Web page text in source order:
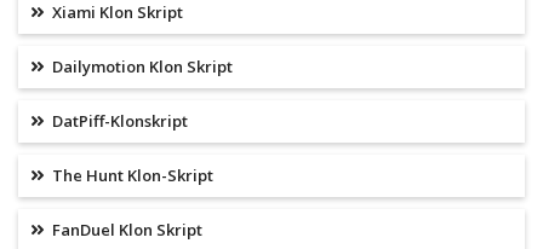
Xiami Klon Skript
Dailymotion Klon Skript
DatPiff-Klonskript
The Hunt Klon-Skript
FanDuel Klon Skript